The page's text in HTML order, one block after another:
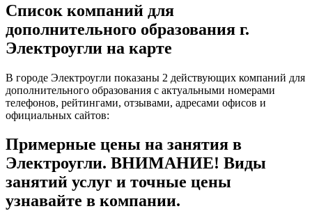
Список компаний для
дополнительного образования г.
Электроугли на карте
В городе Электроугли показаны 2 действующих компаний для
дополнительного образования с актуальными номерами
телефонов, рейтингами, отзывами, адресами офисов и
официальных сайтов:
Примерные цены на занятия в
Электроугли. ВНИМАНИЕ! Виды
занятий услуг и точные цены
узнавайте в компании.